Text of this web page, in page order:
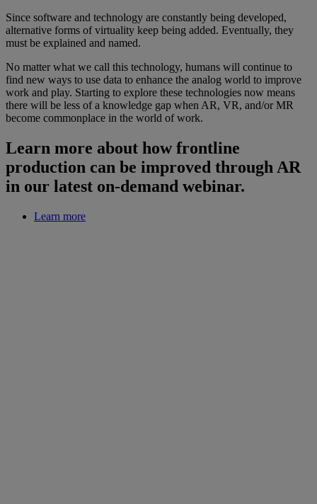
Since software and technology are constantly being developed,
alternative forms of virtuality keep being added. Eventually, they
must be explained and named.
No matter what we call this technology, humans will continue to
find new ways to use data to enhance the analog world to improve
work and play. Starting to explore these technologies now means
there will be less of a knowledge gap when AR, VR, and/or MR
become commonplace in the world of work.
Learn more about how frontline
production can be improved through AR
in our latest on-demand webinar.
Learn more